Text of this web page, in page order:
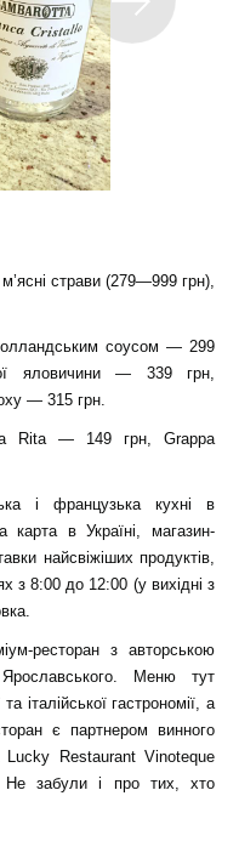
страви (279—999 грн),
соусом — 299
яловичини — 339 грн,
— 315 грн.
Rita — 149 грн, Grappa
і французька кухні в
карта в Україні, магазин-
найсвіжіших продуктів,
з 8:00 до 12:00 (у вихідні з
ресторан з авторською
Меню тут
італійської гастрономії, а
є партнером винного
Restaurant Vinoteque
Не забули і про тих, хто